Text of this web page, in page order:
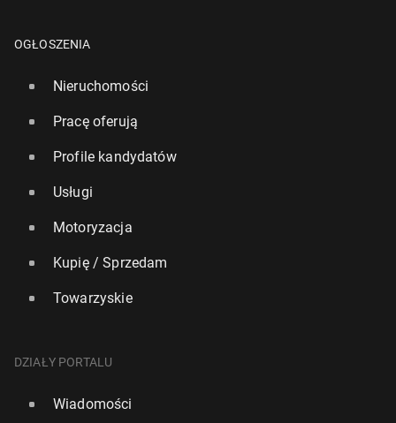
OGŁOSZENIA
Nieruchomości
Pracę oferują
Profile kandydatów
Usługi
Motoryzacja
Kupię / Sprzedam
Towarzyskie
DZIAŁY PORTALU
Wiadomości